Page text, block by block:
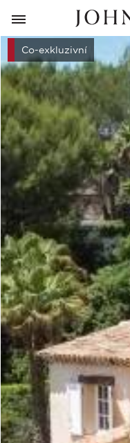
ZPĚT
Co-exkluzivní